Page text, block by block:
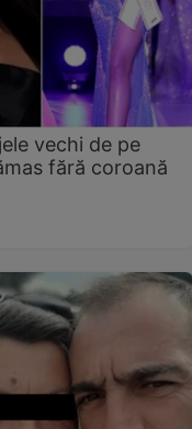
vechi de pe
fără coroană